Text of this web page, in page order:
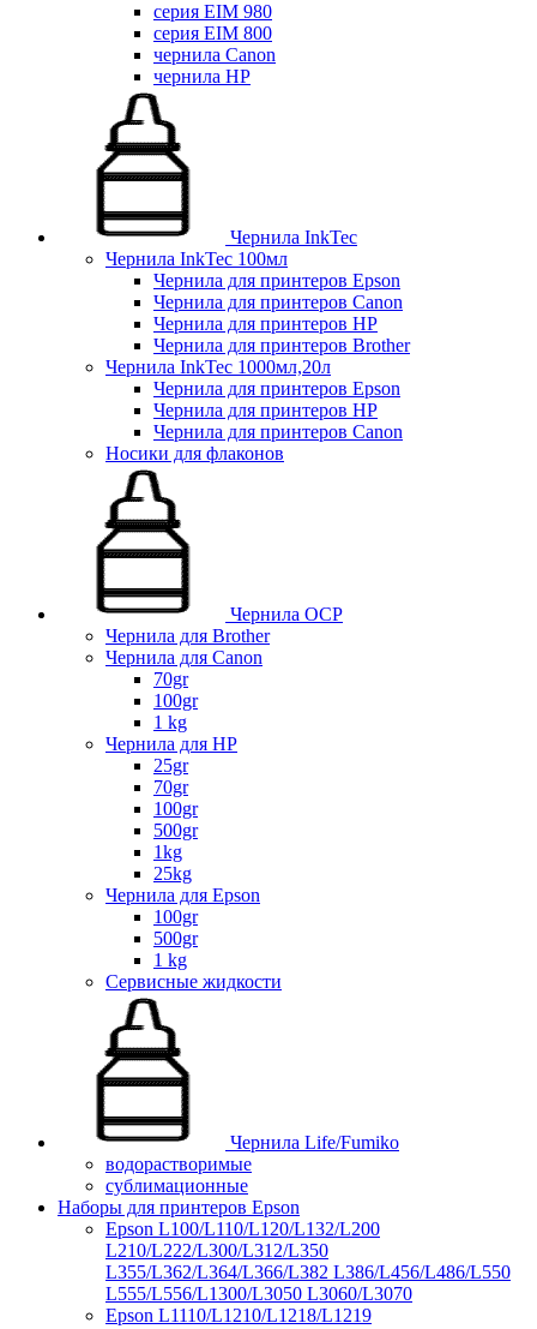
серия EIM 980
серия EIM 800
чернила Canon
чернила HP
Чернила InkTec
Чернила InkTec 100мл
Чернила для принтеров Epson
Чернила для принтеров Canon
Чернила для принтеров HP
Чернила для принтеров Brother
Чернила InkTec 1000мл,20л
Чернила для принтеров Epson
Чернила для принтеров HP
Чернила для принтеров Canon
Носики для флаконов
Чернила OCP
Чернила для Brother
Чернила для Canon
70gr
100gr
1 kg
Чернила для HP
25gr
70gr
100gr
500gr
1kg
25kg
Чернила для Epson
100gr
500gr
1 kg
Сервисные жидкости
Чернила Life/Fumiko
водорастворимые
сублимационные
Наборы для принтеров Epson
Epson L100/L110/L120/L132/L200
L210/L222/L300/L312/L350
L355/L362/L364/L366/L382 L386/L456/L486/L550
L555/L556/L1300/L3050 L3060/L3070
Epson L1110/L1210/L1218/L1219